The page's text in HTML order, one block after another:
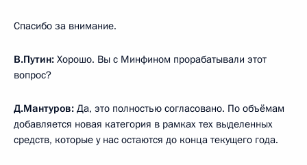
Спасибо за внимание.
В.Путин: Хорошо. Вы с Минфином прорабатывали этот
вопрос?
Д.Мантуров: Да, это полностью согласовано. По объёмам
добавляется новая категория в рамках тех выделенных
средств, которые у нас остаются до конца текущего года.